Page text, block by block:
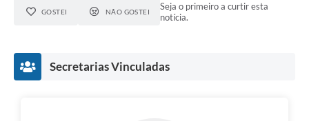
GOSTEI NÃO GOSTEI
Seja o primeiro a curtir esta
notícia.
Secretarias Vinculadas